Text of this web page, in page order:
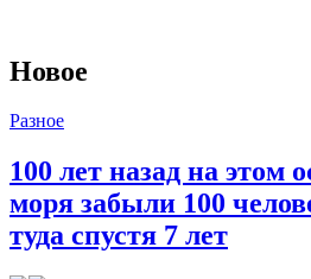
Новое
Разное
100 лет назад на этом
моря забыли 100
туда спустя 7 лет